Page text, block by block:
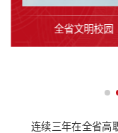
全省文明校园
连续三年在全省高